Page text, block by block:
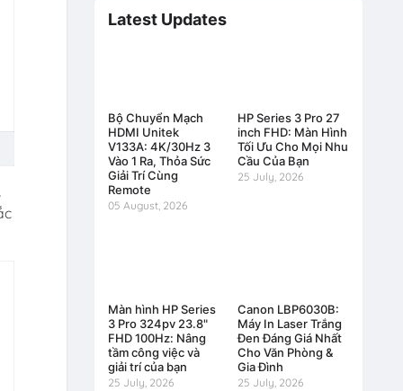
Latest Updates
Bộ Chuyển Mạch
HDMI Unitek
V133A: 4K/30Hz 3
Vào 1 Ra, Thỏa Sức
Giải Trí Cùng
Remote
05 August, 2026
HP Series 3 Pro 27
inch FHD: Màn Hình
Tối Ưu Cho Mọi Nhu
Cầu Của Bạn
25 July, 2026
Màn hình HP Series
3 Pro 324pv 23.8"
FHD 100Hz: Nâng
tầm công việc và
giải trí của bạn
25 July, 2026
Canon LBP6030B:
Máy In Laser Trắng
Đen Đáng Giá Nhất
Cho Văn Phòng &
Gia Đình
25 July, 2026